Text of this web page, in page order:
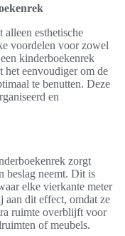
esthetische
voordelen voor zowel
kinderboekenrek
het eenvoudiger om de
te benutten. Deze
en
zorgt
beslag neemt. Dit is
elke vierkante meter
aan dit effect, omdat ze
ruimte overblijft voor
of meubels.